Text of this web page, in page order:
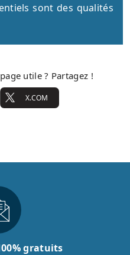
sont des qualités
utile ? Partagez !
X.COM
gratuits